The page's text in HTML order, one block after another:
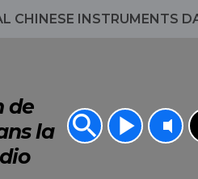
CHINESE INSTRUMENTS
de
la search play_arrow volume_up